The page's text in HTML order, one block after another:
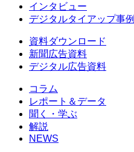
インタビュー
デジタルタイアップ事例
資料ダウンロード
新聞広告資料
デジタル広告資料
コラム
レポート＆データ
聞く・学ぶ
解説
NEWS